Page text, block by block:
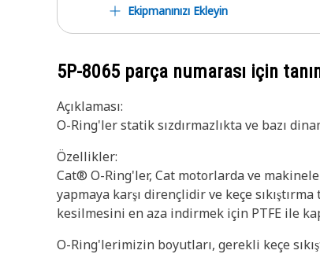
Ekipmanınızı Ekleyin
5P-8065 parça numarası için
Açıklaması:
O-Ring'ler statik sızdırmazlıkta ve bazı
Özellikler:
Cat® O-Ring'ler, Cat motorlarda ve
yapmaya karşı dirençlidir ve keçe
kesilmesini en aza indirmek için PTFE ile
O-Ring'lerimizin boyutları, gerekli keçe